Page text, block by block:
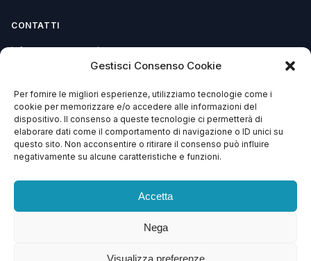
Gestisci Consenso Cookie
Per fornire le migliori esperienze, utilizziamo tecnologie come i
cookie per memorizzare e/o accedere alle informazioni del
dispositivo. Il consenso a queste tecnologie ci permetterà di
elaborare dati come il comportamento di navigazione o ID unici su
questo sito. Non acconsentire o ritirare il consenso può influire
negativamente su alcune caratteristiche e funzioni.
Accetta
Nega
Visualizza preferenze
CONTATTI
info@soccorsowp.it
PEC: gtechgroup@pec.it
Privacy Policy
Cookie Policy
Termini e Condizioni
1.500,00